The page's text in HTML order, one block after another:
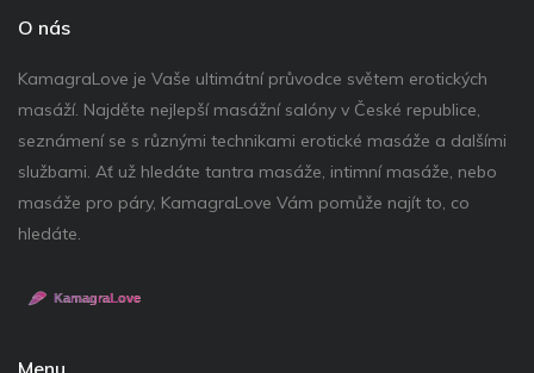
O nás
KamagraLove je Vaše ultimátní průvodce světem erotických
masáží. Najděte nejlepší masážní salóny v České republice,
seznámení se s různými technikami erotické masáže a dalšími
službami. Ať už hledáte tantra masáže, intimní masáže, nebo
masáže pro páry, KamagraLove Vám pomůže najít to, co
hledáte.
Menu